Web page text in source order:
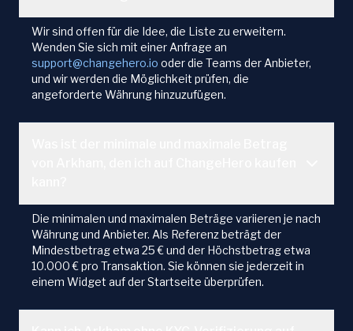
Wir sind offen für die Idee, die Liste zu erweitern.
Wenden Sie sich mit einer Anfrage an
support@changehero.io oder die Teams der Anbieter,
und wir werden die Möglichkeit prüfen, die
angeforderte Währung hinzuzufügen.
Die minimalen und maximalen Beträge variieren je nach
Währung und Anbieter. Als Referenz beträgt der
Mindestbetrag etwa 25 € und der Höchstbetrag etwa
10.000 € pro Transaktion. Sie können sie jederzeit in
einem Widget auf der Startseite überprüfen.